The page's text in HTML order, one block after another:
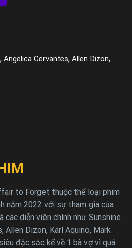
Angelica Cervantes, Allen Dizon,
to Forget thuộc thể loại phim
năm 2022 với sự tham gia của
các diễn viên chính như Sunshine
Allen Dizon, Karl Aquino, Mark
đặc sắc kể về 1 bà vợ vì quá